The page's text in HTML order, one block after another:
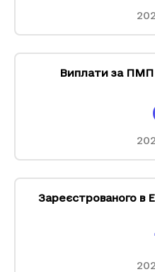
Виплати за
Зареєстрованого в